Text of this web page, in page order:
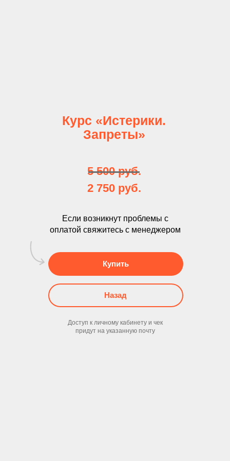
Курс «Истерики.
Запреты»
Если возникнут проблемы с
оплатой свяжитесь с менеджером
Доступ к личному кабинету и чек
придут на указанную почту
5 500 руб.
2 750 руб.
Купить
Назад